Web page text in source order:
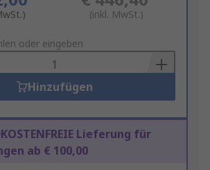
(inkl. MwSt.)
oder eingeben
Hinzufügen
Lieferung für
ab € 100,00